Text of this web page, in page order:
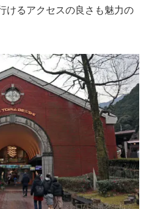
けるアクセスの良さも魅力の